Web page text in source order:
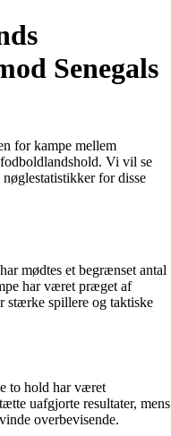
Senegals
for kampe mellem
Vi vil se
for disse
mødtes et begrænset antal
har været præget af
stærke spillere og taktiske
to hold har været
uafgjorte resultater, mens
overbevisende.